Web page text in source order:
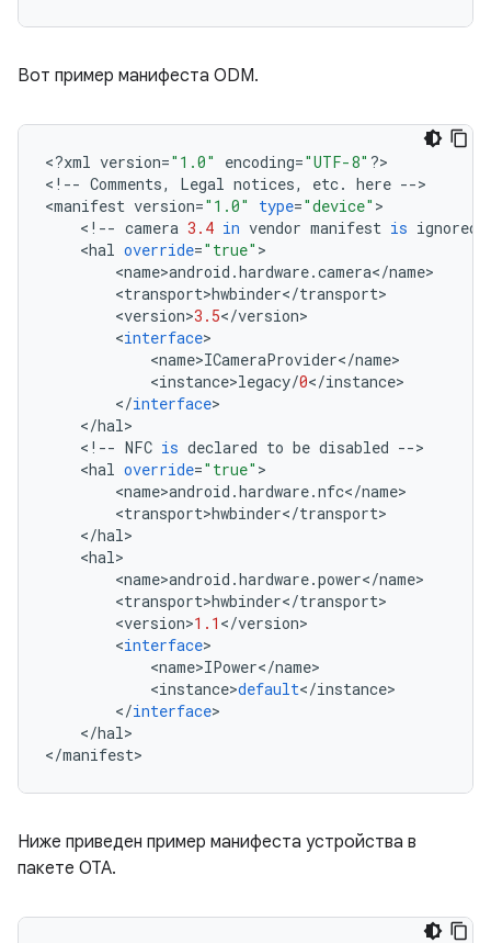
Вот пример манифеста ODM.
<?xml version="1.0" encoding="UTF-8" ?>
< ! -- Comments, Legal notices, etc. here -->
<manifest version="1.0" type="device" >
< ! -- camera 3.4 in vendor manifest is ignored
<hal override="true" >
<name>android .hardware.camera</name>
<transport>hwbinder</transport>
<version>3.5</version>
<interface>
<name>ICameraProvider</name>
<instance>legacy/0</instance>
</interface>
</hal>
< ! -- NFC is declared to be disabled -->
<hal override="true" >
<name>android .hardware.nfc</name>
<transport>hwbinder</transport>
</hal>
<hal>
<name>android .hardware.power</name>
<transport>hwbinder</transport>
<version>1.1 </version>
<interface>
<name>IPower</name>
<instance>default</instance>
</interface>
</hal>
</manifest>
Ниже приведен пример манифеста устройства в
пакете OTA.